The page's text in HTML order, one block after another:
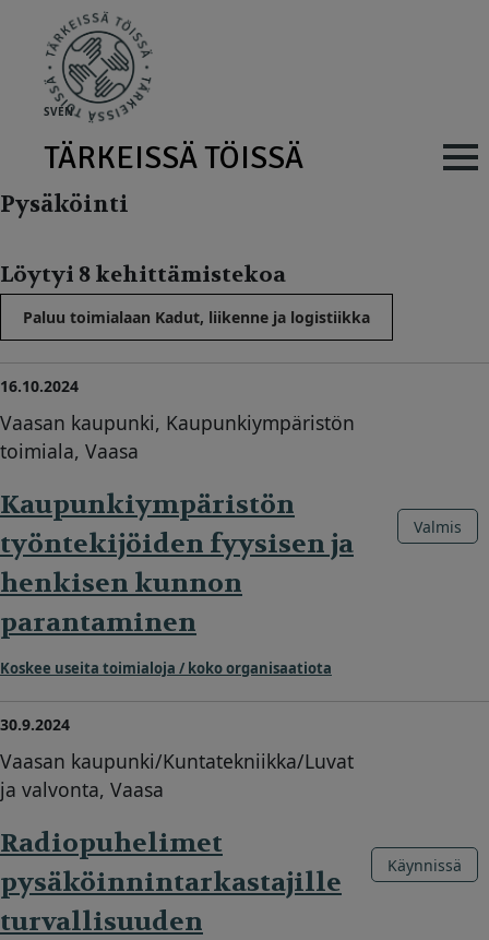
SVEN
TÄRKEISSÄ TÖISSÄ Main
Pysäköinti
Löytyi 8 kehittämistekoa
Paluu toimialaan Kadut, liikenne ja logistiikka
16.10.2024
Vaasan kaupunki, Kaupunkiympäristön
toimiala, Vaasa
Kaupunkiympäristön
työntekijöiden fyysisen ja
henkisen kunnon
parantaminen
Koskee useita toimialoja / koko organisaatiota
Valmis
30.9.2024
Vaasan kaupunki/Kuntatekniikka/Luvat
ja valvonta, Vaasa
Radiopuhelimet
pysäköinnintarkastajille
turvallisuuden
Käynnissä